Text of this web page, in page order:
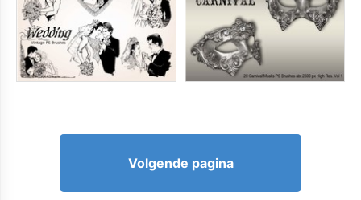
Volgende pagina